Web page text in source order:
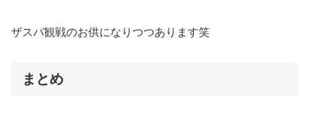
ザスパ観戦のお供になりつつあります笑
まとめ